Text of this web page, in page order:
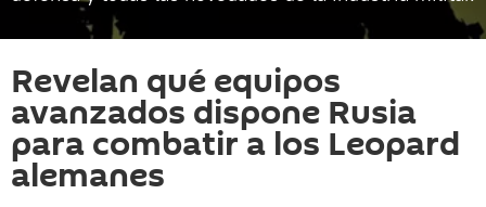
Revelan qué equipos
avanzados dispone Rusia
para combatir a los Leopard
alemanes